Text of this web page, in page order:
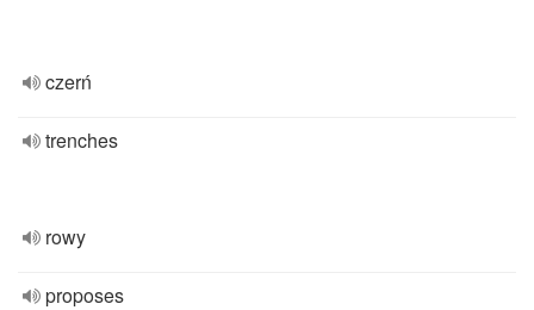
czerń
trenches
rowy
proposes